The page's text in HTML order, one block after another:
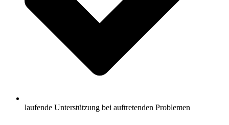
laufende Unterstützung bei auftretenden Problemen